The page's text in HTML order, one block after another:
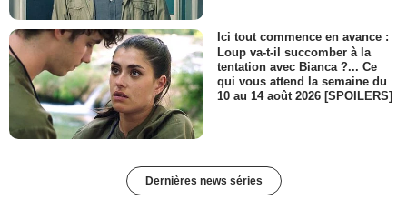
Ici tout commence en avance :
Loup va-t-il succomber à la
tentation avec Bianca ?... Ce
qui vous attend la semaine du
10 au 14 août 2026 [SPOILERS]
Dernières news séries